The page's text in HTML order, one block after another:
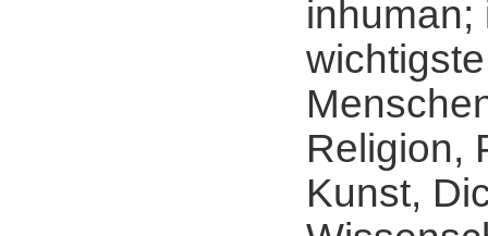
inhuman;
Religion,
Kunst,